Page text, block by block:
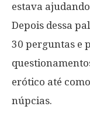
estava
Depois dessa
30 perguntas e
erótico até
núpcias.